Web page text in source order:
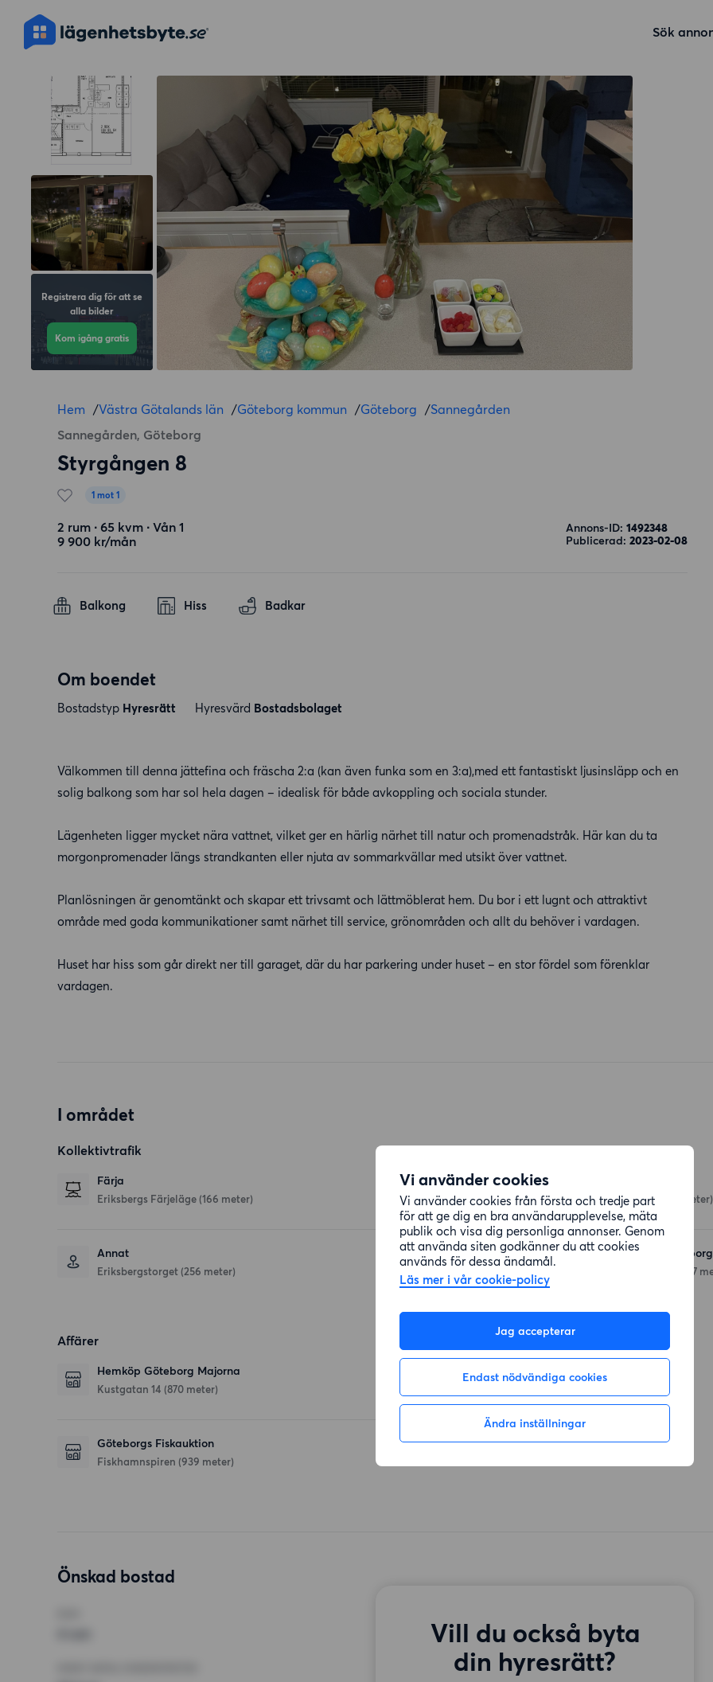
Vi använder cookies
Vi använder cookies från första och tredje part
för att ge dig en bra användarupplevelse, mäta
publik och visa dig personliga annonser. Genom
att använda siten godkänner du att cookies
används för dessa ändamål.
Läs mer i vår cookie-policy
Jag accepterar
Endast nödvändiga cookies
Ändra inställningar
Sök
Registrera dig för att se
alla bilder
Kom igång gratis
Hem /Västra Götalands län /Göteborg kommun /Göteborg /Sannegården
Sannegården, Göteborg
Styrgången 8
1 mot 1
2 rum ∙ 65 kvm ∙ Vån 1
9 900 kr/mån
Annons-ID: 1492348
Publicerad: 2023-02-08
Balkong Hiss Badkar
Om boendet
Bostadstyp Hyresrätt Hyresvärd Bostadsbolaget
Välkommen till denna jättefina och fräscha 2:a (kan även funka som en 3:a),med ett fantastiskt ljusinsläpp och en
solig balkong som har sol hela dagen – idealisk för både avkoppling och sociala stunder.
Lägenheten ligger mycket nära vattnet, vilket ger en härlig närhet till natur och promenadstråk. Här kan du ta
morgonpromenader längs strandkanten eller njuta av sommarkvällar med utsikt över vattnet.
Planlösningen är genomtänkt och skapar ett trivsamt och lättmöblerat hem. Du bor i ett lugnt och attraktivt
område med goda kommunikationer samt närhet till service, grönområden och allt du behöver i vardagen.
Huset har hiss som går direkt ner till garaget, där du har parkering under huset – en stor fördel som förenklar
vardagen.
I området
Kollektivtrafik
Färja
Eriksbergs Färjeläge (166 meter)
Annat
Eriksbergstorget (256 meter)
Skolor och barnomsorg
Tönsbergsgatan (640 meter)
Arena Academy Göteborg
(577
Affärer
Hemköp Göteborg Majorna
Kustgatan 14 (870 meter)
Göteborgs Fiskauktion
Fiskhamnspiren (939 meter)
Önskad bostad
Vill du också byta
din hyresrätt?